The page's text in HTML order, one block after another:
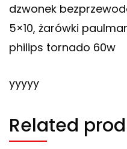
dzwonek
5×10, żarówki
philips tornado 60w
yyyyy
Related